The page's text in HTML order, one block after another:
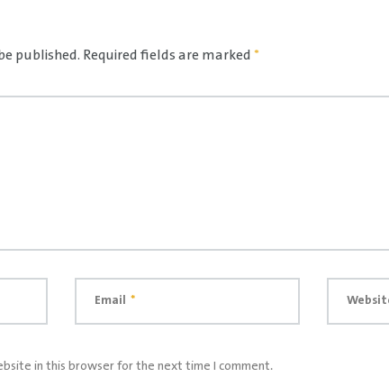
published. Required fields are marked*
Email *
in this browser for the next time I comment.